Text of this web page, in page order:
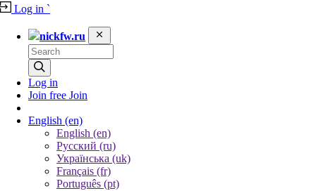
Log in `
nickfw.ru
Log in
Join free Join
English (en)
English (en)
Русский (ru)
Українська (uk)
Français (fr)
Português (pt)